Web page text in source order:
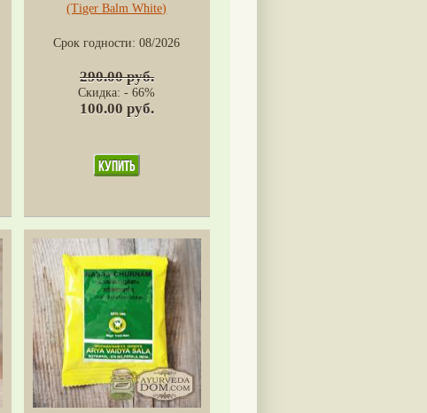
(Tiger Balm White)
Срок годности:08/2026
290.00 руб.
Скидка: - 66%
100.00 руб.